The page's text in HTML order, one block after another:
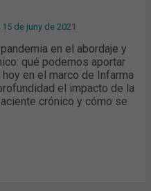
15 de juny de 2021
en el abordaje y
qué podemos aportar
en el marco de Infarma
el impacto de la
crónico y cómo se